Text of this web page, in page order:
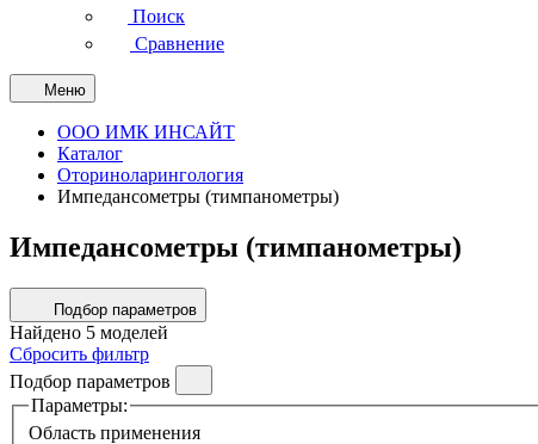
Поиск
Сравнение
Меню
ООО ИМК ИНСАЙТ
Каталог
Оториноларингология
Импедансометры (тимпанометры)
Импедансометры (тимпанометры)
Подбор параметров
Найдено 5 моделей
Сбросить фильтр
Подбор параметров
Параметры:
Область применения